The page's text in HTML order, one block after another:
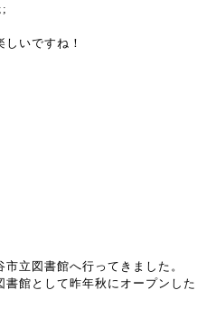
いですね！
立図書館へ行ってきました。
書館として昨年秋にオープンした